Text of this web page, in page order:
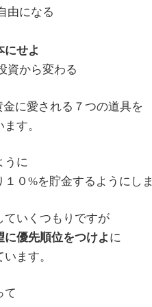
由になる
せよ
資から変わる
に愛される７つの道具を
す。
うに
０%を貯金するようにし
ていくつもりですが
に優先順位をつけよ に
ます。
て